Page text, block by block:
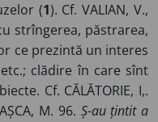
(1). Cf. VALIAN, V.,
strîngerea, păstrarea,
ce prezintă un interes
clădire în care sînt
Cf. CĂLĂTORIE, I,.
M. 96. Ș-au țintit a